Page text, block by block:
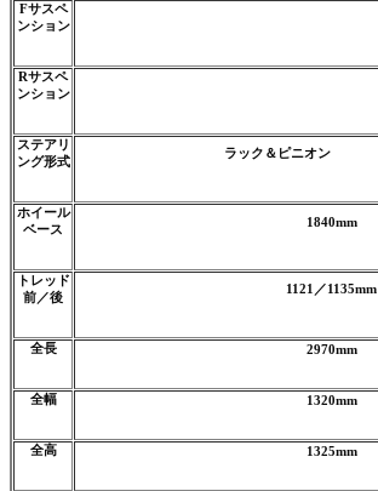
Fサスペ
ンション
Rサスペ
ンション
ステアリ
ング形式
ラック＆ピニオン
ホイール
ベース
1840mm
トレッド
前／後
1121／1135mm
全長 2970mm
全幅 1320mm
全高 1325mm